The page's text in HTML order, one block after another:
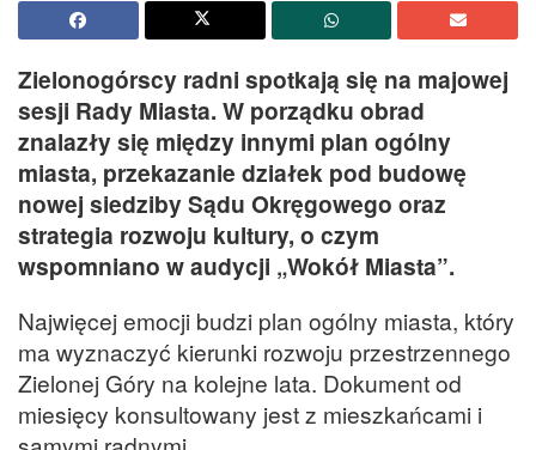
Zielonogórscy radni spotkają się na majowej
sesji Rady Miasta. W porządku obrad
znalazły się między innymi plan ogólny
miasta, przekazanie działek pod budowę
nowej siedziby Sądu Okręgowego oraz
strategia rozwoju kultury, o czym
wspomniano w audycji „Wokół Miasta”.
Najwięcej emocji budzi plan ogólny miasta, który
ma wyznaczyć kierunki rozwoju przestrzennego
Zielonej Góry na kolejne lata. Dokument od
miesięcy konsultowany jest z mieszkańcami i